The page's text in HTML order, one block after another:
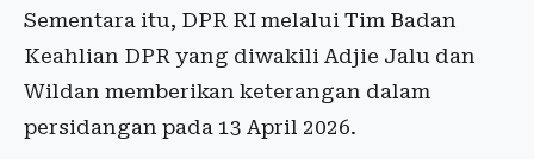
Sementara itu, DPR RI melalui Tim Badan
Keahlian DPR yang diwakili Adjie Jalu dan
Wildan memberikan keterangan dalam
persidangan pada 13 April 2026.